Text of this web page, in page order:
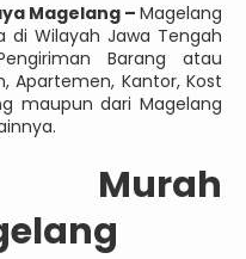
Magelang – Magelang
Wilayah Jawa Tengah
Barang atau
Apartemen, Kantor, Kost
maupun dari Magelang
Murah